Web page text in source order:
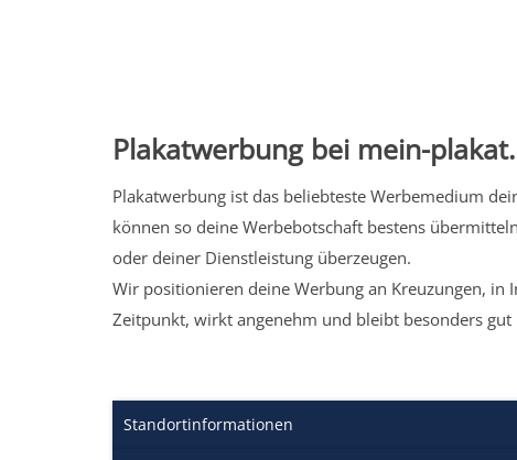
Plakatwerbung bei mein-
Plakatwerbung ist das beliebteste Werbemedium
können so deine Werbebotschaft bestens
oder deiner Dienstleistung überzeugen.
Wir positionieren deine Werbung an Kreuzungen,
Zeitpunkt, wirkt angenehm und bleibt besonders gut
Standortinformationen